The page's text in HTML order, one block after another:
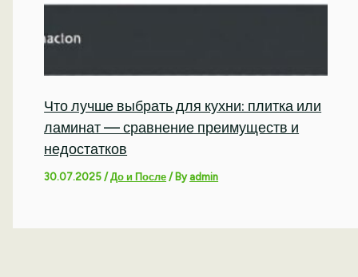
Что лучше выбрать для кухни: плитка или
ламинат — сравнение преимуществ и
недостатков
30.07.2025/До и После / Byadmin